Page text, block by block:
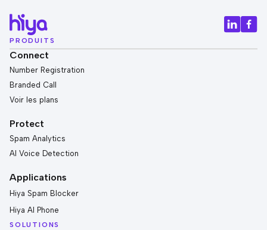
PRODUITS
Connect
Number Registration
Branded Call
Voir les plans
Protect
Spam Analytics
AI Voice Detection
Applications
Hiya Spam Blocker
Hiya AI Phone
SOLUTIONS